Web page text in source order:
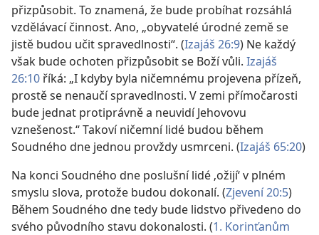
přizpůsobit. To znamená, že bude probíhat rozsáhlá
vzdělávací činnost. Ano, „obyvatelé úrodné země se
jistě budou učit spravedlnosti“. (Izajáš 26:9) Ne každý
však bude ochoten přizpůsobit se Boží vůli. Izajáš
26:10 říká: „I kdyby byla ničemnému projevena přízeň,
prostě se nenaučí spravedlnosti. V zemi přímočarosti
bude jednat protiprávně a neuvidí Jehovovu
vznešenost.“ Takoví ničemní lidé budou během
Soudného dne jednou provždy usmrceni. (Izajáš 65:20)
Na konci Soudného dne poslušní lidé ‚ožijí‘ v plném
smyslu slova, protože budou dokonalí. (Zjevení 20:5)
Během Soudného dne tedy bude lidstvo přivedeno do
svého původního stavu dokonalosti. (1. Korinťanům